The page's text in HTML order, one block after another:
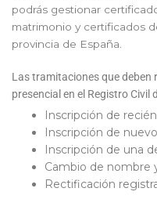
podrás gestionar
matrimonio y certificados
provincia de España.
Las tramitaciones que deben
presencial en el Registro Civil
Inscripción de
Inscripción de
Inscripción de una
Cambio de nombre
Rectificación